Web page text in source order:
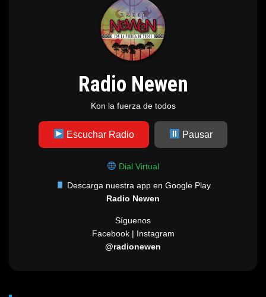
Radio Newen
Kon la fuerza de todos
Escuchar Radio Pausar
Dial Virtual
Descarga nuestra app en Google Play
Radio Newen
Síguenos
Facebook | Instagram
@radionewen